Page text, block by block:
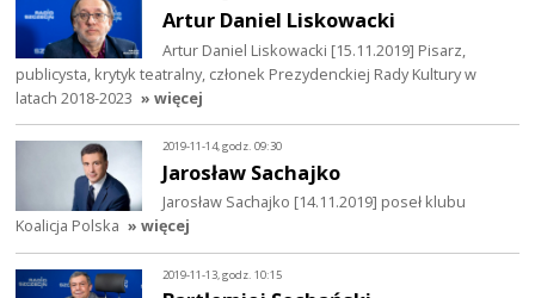
Artur Daniel Liskowacki
Artur Daniel Liskowacki [15.11.2019] Pisarz,
publicysta, krytyk teatralny, członek Prezydenckiej Rady Kultury w
latach 2018-2023 » więcej
2019-11-14, godz. 09:30
Jarosław Sachajko
Jarosław Sachajko [14.11.2019] poseł klubu
Koalicja Polska » więcej
2019-11-13, godz. 10:15